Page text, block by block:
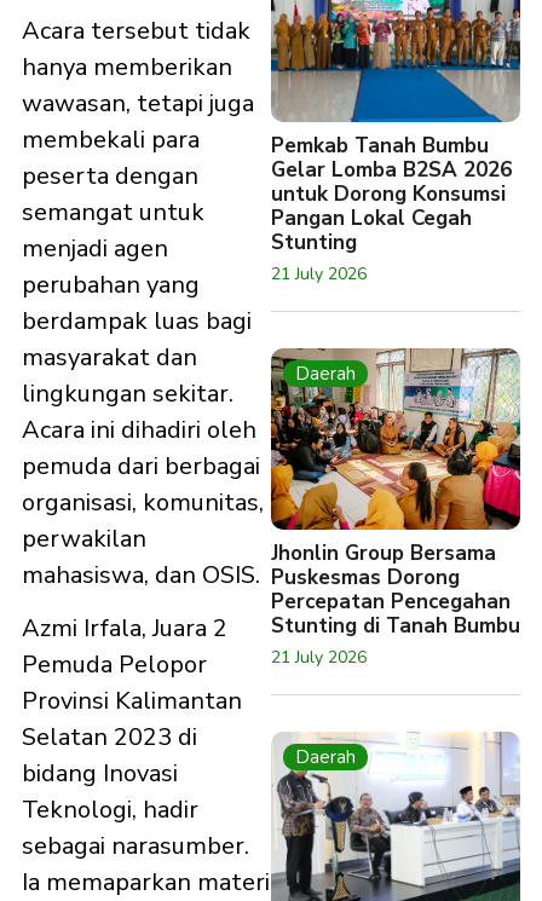
Acara tersebut tidak
hanya memberikan
wawasan, tetapi juga
membekali para
peserta dengan
semangat untuk
menjadi agen
perubahan yang
berdampak luas bagi
masyarakat dan
lingkungan sekitar.
Acara ini dihadiri oleh
pemuda dari berbagai
organisasi, komunitas,
perwakilan
mahasiswa, dan OSIS.
Azmi Irfala, Juara 2
Pemuda Pelopor
Provinsi Kalimantan
Selatan 2023 di
bidang Inovasi
Teknologi, hadir
sebagai narasumber.
Ia memaparkan materi
Pemkab Tanah Bumbu
Gelar Lomba B2SA 2026
untuk Dorong Konsumsi
Pangan Lokal Cegah
Stunting
21 July 2026
Daerah
Jhonlin Group Bersama
Puskesmas Dorong
Percepatan Pencegahan
Stunting di Tanah Bumbu
21 July 2026
Daerah